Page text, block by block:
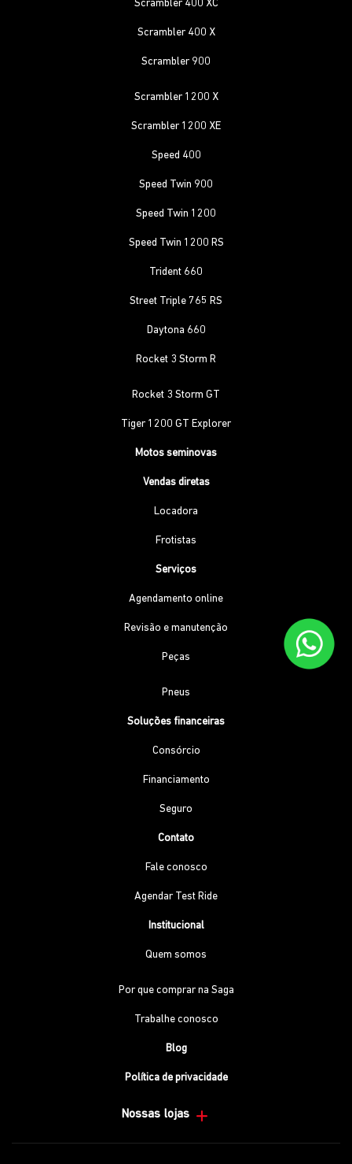
Scrambler 400 XC
Scrambler 400 X
Scrambler 900
Scrambler 1200 X
Scrambler 1200 XE
Speed 400
Speed Twin 900
Speed Twin 1200
Speed Twin 1200 RS
Trident 660
Street Triple 765 RS
Daytona 660
Rocket 3 Storm R
Rocket 3 Storm GT
Tiger 1200 GT Explorer
Motos seminovas
Vendas diretas
Locadora
Frotistas
Serviços
Agendamento online
Revisão e manutenção
Peças
Pneus
Soluções financeiras
Consórcio
Financiamento
Seguro
Contato
Fale conosco
Agendar Test Ride
Institucional
Quem somos
Por que comprar na Saga
Trabalhe conosco
Blog
Política de privacidade
Nossas lojas